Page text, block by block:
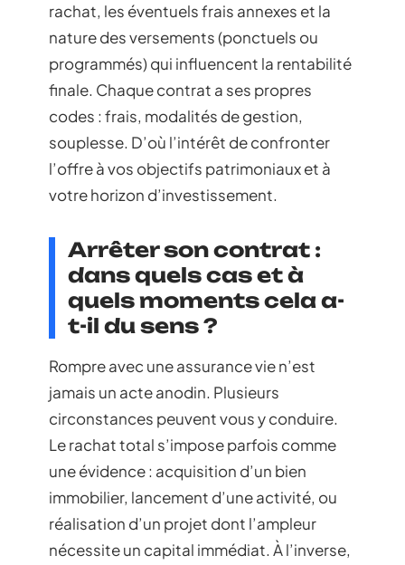
rachat, les éventuels frais annexes et la
nature des versements (ponctuels ou
programmés) qui influencent la rentabilité
finale. Chaque contrat a ses propres
codes : frais, modalités de gestion,
souplesse. D’où l’intérêt de confronter
l’offre à vos objectifs patrimoniaux et à
votre horizon d’investissement.
Arrêter son contrat :
dans quels cas et à
quels moments cela a-
t-il du sens ?
Rompre avec une assurance vie n’est
jamais un acte anodin. Plusieurs
circonstances peuvent vous y conduire.
Le rachat total s’impose parfois comme
une évidence : acquisition d’un bien
immobilier, lancement d’une activité, ou
réalisation d’un projet dont l’ampleur
nécessite un capital immédiat. À l’inverse,